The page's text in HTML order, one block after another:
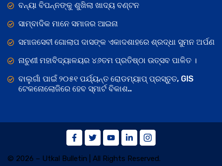
ବନ୍ୟା ବିପନ୍ନଙ୍କୁ ଶୁଖିଲା ଖାଦ୍ୟ ବଣ୍ଟନ
ସାମ୍ବାଦିକ ମାନେ ସମାଜର ଆଇନା
ସମାଜସେବୀ ଗୋଲାପ ଦାସଙ୍କ ଏକାଦଶାହରେ ଶ୍ରଦ୍ଧା ସୁମନ ଅର୍ପଣ
ନାଚୁଣୀ ମହାବିଦ୍ୟାଳୟର ୪୬ତମ ପ୍ରତିଷ୍ଠା ଉତ୍ସବ ପାଳିତ ।
ବାଲୁଗାଁ ପାଇଁ ୨୦୫୧ ପର୍ଯ୍ୟନ୍ତ ରୋଡମ୍ୟାପ୍ ପ୍ରସ୍ତୁତ, GIS
ଟେକନୋଲୋଜିରେ ହେବ ସ୍ମାର୍ଟ ବିକାଶ..
© 2026 – Utkal Bulletin | All Rights Reserved.